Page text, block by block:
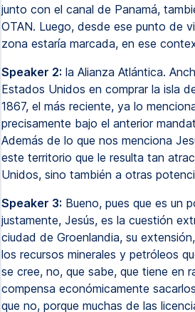
junto con el canal de Panamá,
OTAN. Luego, desde ese punto de
zona estaría marcada, en ese
Speaker 2: la Alianza Atlántica.
Estados Unidos en comprar la isla
1867, el más reciente, ya lo
precisamente bajo el anterior
Además de lo que nos menciona
este territorio que le resulta tan
Unidos, sino también a otras
Speaker 3: Bueno, pues que es un
justamente, Jesús, es la cuestión
ciudad de Groenlandia, su
los recursos minerales y petróleos
se cree, no, que sabe, que tiene en
compensa económicamente
que no, porque muchas de las